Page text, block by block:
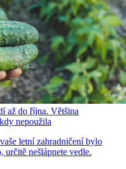
až do října. Většina
nepoužila
letní zahradničení bylo
nešlápnete vedle.